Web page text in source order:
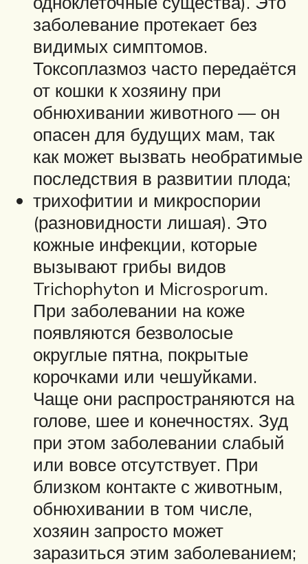
заболевание протекает без
видимых симптомов.
Токсоплазмоз часто передаётся
от кошки к хозяину при
обнюхивании животного — он
опасен для будущих мам, так
как может вызвать необратимые
последствия в развитии плода;
трихофитии и микроспории
(разновидности лишая). Это
кожные инфекции, которые
вызывают грибы видов
Trichophyton и Microsporum.
При заболевании на коже
появляются безволосые
округлые пятна, покрытые
корочками или чешуйками.
Чаще они распространяются на
голове, шее и конечностях. Зуд
при этом заболевании слабый
или вовсе отсутствует. При
близком контакте с животным,
обнюхивании в том числе,
хозяин запросто может
заразиться этим заболеванием;